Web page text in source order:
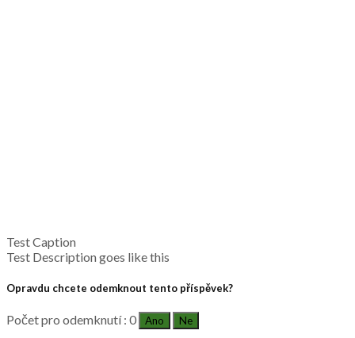
Test Caption
Test Description goes like this
Opravdu chcete odemknout tento příspěvek?
Počet pro odemknutí : 0 Ano Ne